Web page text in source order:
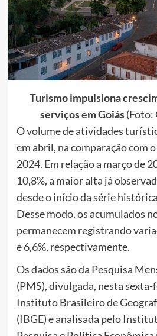
Turismo impulsiona
serviços em Goiás(Foto:
O volume de atividades
em abril, na comparação com
2024. Em relação a março de
10,8%, a maior alta já
desde o início da série
Desse modo, os acumulados
permanecem registrando
e 6,6%, respectivamente.
Os dados são da Pesquisa
(PMS), divulgada, nesta
Instituto Brasileiro de
(IBGE) e analisada pelo